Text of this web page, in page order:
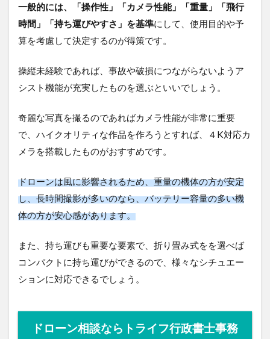
一般的には、「操作性」「カメラ性能」「重量」「飛行
時間」「持ち運びやすさ」を基準にして、使用目的や予
算を考慮して決定するのが得策です。
操縦未経験であれば、事故や破損につながらないようア
シスト機能が充実したものを選ぶといいでしょう。
奇麗な写真を撮るのであればカメラ性能が非常に重要
で、ハイクオリティな作品を作ろうとすれば、４K対応カ
メラを搭載したものがおすすめです。
ドローンは風に影響されるため、重量の機体の方が安定
し、長時間撮影が多いのなら、バッテリー容量の多い機
体の方が安心感があります。
また、持ち運びも重要な要素で、折り畳み式をを選べば
コンパクトに持ち運びができるので、様々なシチュエー
ションに対応できるでしょう。
ドローン相談ならトライフ行政書士事務